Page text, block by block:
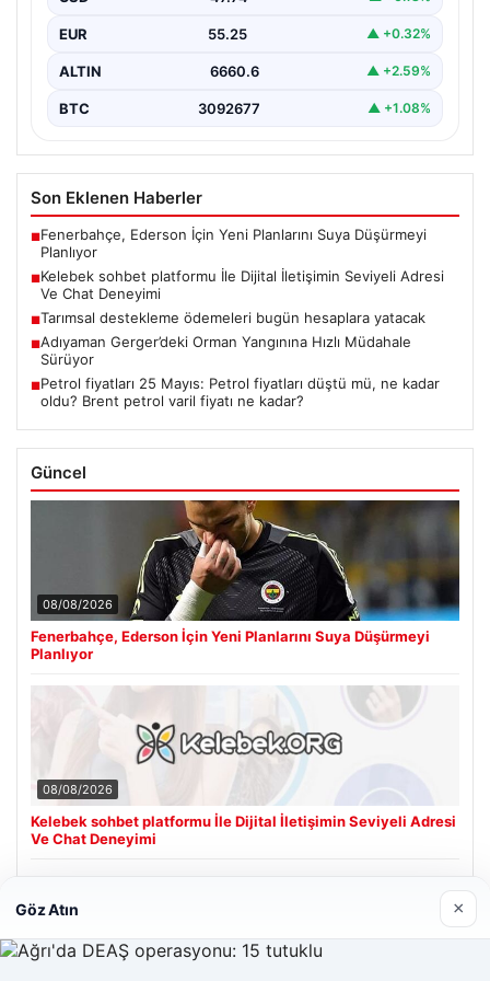
Günümüzde…
EUR 55.25 ▲ +0.32%
ALTIN 6660.6 ▲ +2.59%
BTC 3092677 ▲ +1.08%
Son Eklenen Haberler
■Fenerbahçe, Ederson İçin Yeni Planlarını Suya Düşürmeyi
Planlıyor
■Kelebek sohbet platformu İle Dijital İletişimin Seviyeli Adresi
Ve Chat Deneyimi
■Tarımsal destekleme ödemeleri bugün hesaplara yatacak
■Adıyaman Gerger’deki Orman Yangınına Hızlı Müdahale
Sürüyor
■Petrol fiyatları 25 Mayıs: Petrol fiyatları düştü mü, ne kadar
oldu? Brent petrol varil fiyatı ne kadar?
Güncel
08/08/2026
Fenerbahçe, Ederson İçin Yeni Planlarını Suya Düşürmeyi
Planlıyor
08/08/2026
Kelebek sohbet platformu İle Dijital İletişimin Seviyeli Adresi
Ve Chat Deneyimi
Göz Atın ×